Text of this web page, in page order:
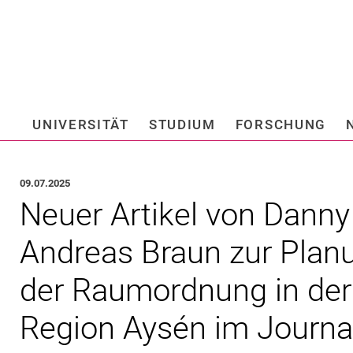
Springe direkt zu:
UNIVERSITÄT STUDIUM FORSCHUNG
09.07.2025
Neuer Artikel von
Andreas Braun zur
der Raumordnung in
Region Aysén im